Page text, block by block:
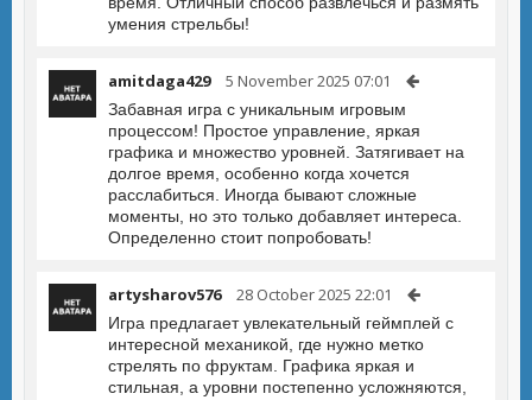
умения стрельбы!
amitdaga429 5 November 2025 07:01
Забавная игра с уникальным игровым
процессом! Простое управление, яркая
графика и множество уровней. Затягивает на
долгое время, особенно когда хочется
расслабиться. Иногда бывают сложные
моменты, но это только добавляет интереса.
Определенно стоит попробовать!
artysharov576 28 October 2025 22:01
Игра предлагает увлекательный геймплей с
интересной механикой, где нужно метко
стрелять по фруктам. Графика яркая и
стильная, а уровни постепенно усложняются,